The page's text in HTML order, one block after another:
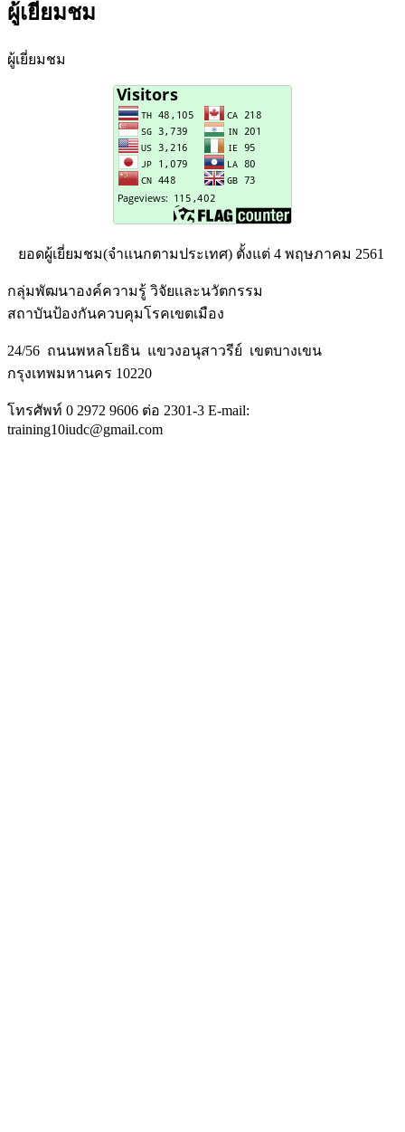
ผู้เยี่ยมชม
ผู้เยี่ยมชม
ยอดผู้เยี่ยมชม(จำแนกตามประเทศ) ตั้งแต่ 4 พฤษภาคม 2561
กลุ่มพัฒนาองค์ความรู้ วิจัยเเละนวัตกรรม
สถาบันป้องกันควบคุมโรคเขตเมือง
24/56 ถนนพหลโยธิน แขวงอนุสาวรีย์ เขตบางเขน
กรุงเทพมหานคร 10220
โทรศัพท์ 0 2972 9606 ต่อ 2301-3 E-mail:
training10iudc@gmail.com